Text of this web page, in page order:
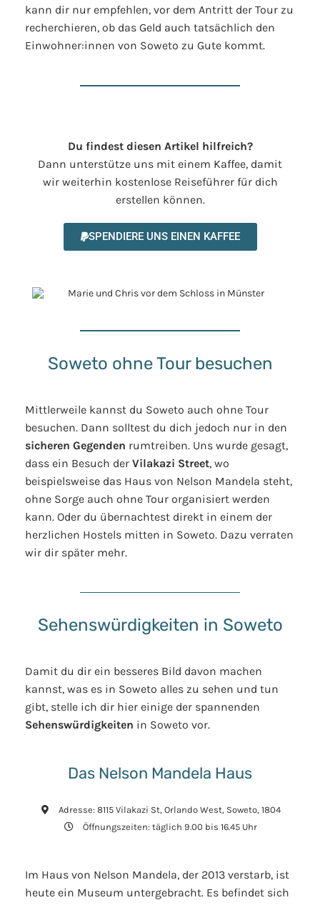
kann dir nur empfehlen, vor dem Antritt der Tour zu
recherchieren, ob das Geld auch tatsächlich den
Einwohner:innen von Soweto zu Gute kommt.
Du findest diesen Artikel hilfreich?
Dann unterstütze uns mit einem Kaffee, damit
wir weiterhin kostenlose Reiseführer für dich
erstellen können.
SPENDIERE UNS EINEN KAFFEE
Soweto ohne Tour besuchen
Mittlerweile kannst du Soweto auch ohne Tour
besuchen. Dann solltest du dich jedoch nur in den
sicheren Gegenden rumtreiben. Uns wurde gesagt,
dass ein Besuch der Vilakazi Street, wo
beispielsweise das Haus von Nelson Mandela steht,
ohne Sorge auch ohne Tour organisiert werden
kann. Oder du übernachtest direkt in einem der
herzlichen Hostels mitten in Soweto. Dazu verraten
wir dir später mehr.
Sehenswürdigkeiten in Soweto
Damit du dir ein besseres Bild davon machen
kannst, was es in Soweto alles zu sehen und tun
gibt, stelle ich dir hier einige der spannenden
Sehenswürdigkeiten in Soweto vor.
Das Nelson Mandela Haus
Adresse: 8115 Vilakazi St, Orlando West, Soweto, 1804
Öffnungszeiten: täglich 9.00 bis 16.45 Uhr
Im Haus von Nelson Mandela, der 2013 verstarb, ist
heute ein Museum untergebracht. Es befindet sich